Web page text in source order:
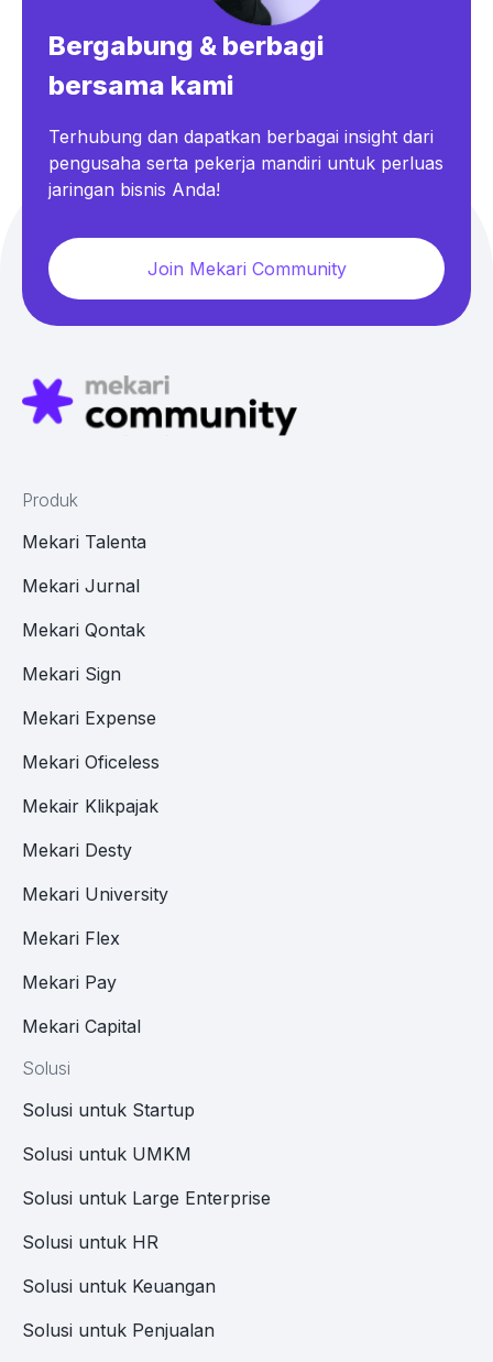
Bergabung & berbagi
bersama kami
Terhubung dan dapatkan berbagai insight dari
pengusaha serta pekerja mandiri untuk perluas
jaringan bisnis Anda!
Join Mekari Community
Produk
Mekari Talenta
Mekari Jurnal
Mekari Qontak
Mekari Sign
Mekari Expense
Mekari Oficeless
Mekair Klikpajak
Mekari Desty
Mekari University
Mekari Flex
Mekari Pay
Mekari Capital
Solusi
Solusi untuk Startup
Solusi untuk UMKM
Solusi untuk Large Enterprise
Solusi untuk HR
Solusi untuk Keuangan
Solusi untuk Penjualan